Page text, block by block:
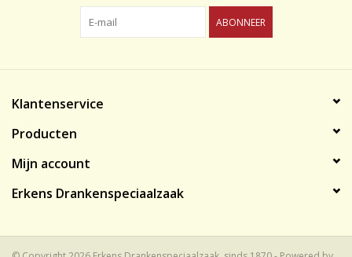
ABONNEER
Klantenservice
Producten
Mijn account
Erkens Drankenspeciaalzaak